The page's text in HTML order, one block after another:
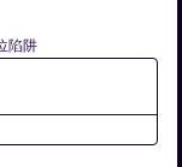
陷阱